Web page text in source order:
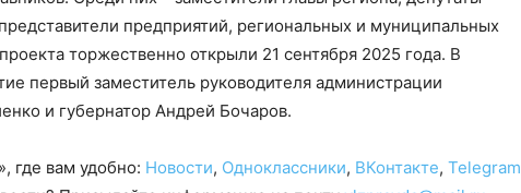
предприятий, региональных и муниципальных
торжественно открыли 21 сентября 2025 года. В
первый заместитель руководителя администрации
и губернатор Андрей Бочаров.
где вам удобно: Новости, Одноклассники, ВКонтакте, Telegram